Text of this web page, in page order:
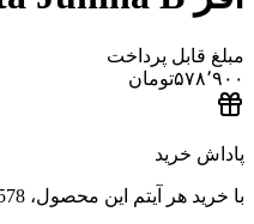
مبلغ قابل پرداخت
۵۷۸٬۹۰۰تومان
پاداش خرید
با خرید هر آیتم این محصول،